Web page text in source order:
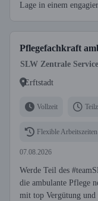
Lage in einem
Pflegefachkraft
SLW Zentrale
Erftstadt
Vollzeit
Flexible Arbeitszeiten
07.08.2026
Werde Teil des
die ambulante Pflege
mit top Vergütung und